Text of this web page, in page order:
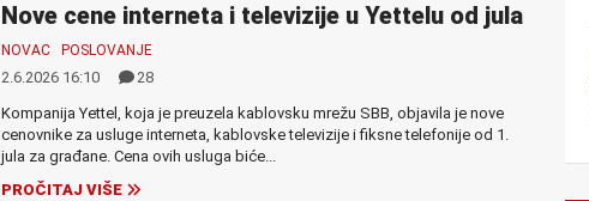
Nove cene interneta i televizije u Yettelu od jula
NOVAC POSLOVANJE
2.6.2026 16:10
28
Kompanija Yettel, koja je preuzela kablovsku mrežu SBB, objavila je nove
cenovnike za usluge interneta, kablovske televizije i fiksne telefonije od 1.
jula za građane. Cena ovih usluga biće...
PROČITAJ VIŠE